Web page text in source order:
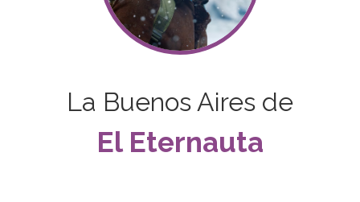
La Buenos Aires de
El Eternauta